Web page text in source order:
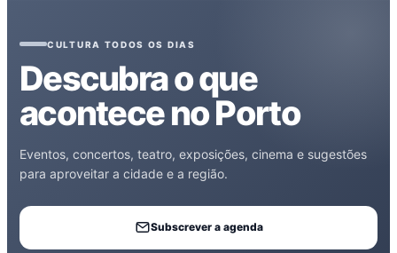
CULTURA TODOS OS DIAS
Descubra o que
acontece no Porto
Eventos, concertos, teatro, exposições, cinema e sugestões
para aproveitar a cidade e a região.
Subscrever a agenda